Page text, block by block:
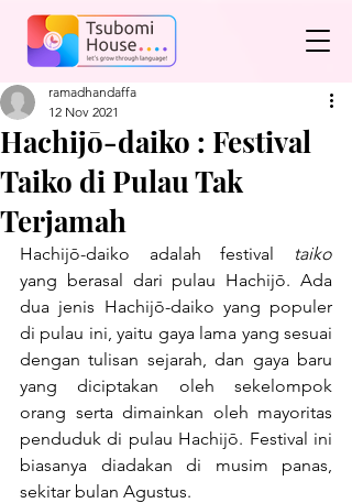
Hachijō-daiko : Festival
Taiko di Pulau Tak
Terjamah
ramadhandaffa
12 Nov 2021
Hachijō-daiko adalah festival
yang berasal dari pulau Hachijō. Ada
dua jenis Hachijō-daiko yang populer
di pulau ini, yaitu gaya lama yang sesuai
dengan tulisan sejarah, dan gaya baru
yang diciptakan oleh sekelompok
orang serta dimainkan oleh mayoritas
penduduk di pulau Hachijō. Festival ini
biasanya diadakan di musim panas,
sekitar bulan Agustus.